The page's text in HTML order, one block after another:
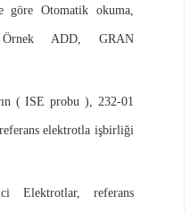
göreOtomatik okuma,
ADD, GRAN
(ISE probu), 232-01
elektrotla işbirliği
Elektrotlar, referans